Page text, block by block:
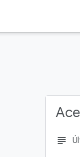
subject